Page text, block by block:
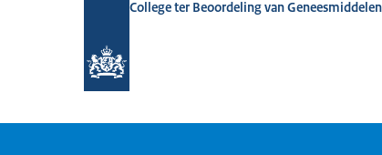
College ter Beoordeling van Geneesmiddelen